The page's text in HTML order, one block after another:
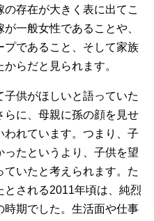
存在が大きく表に出てこ
一般女性であることや、
であること、そして家族
らだと見られます。
子供がほしいと語っていた
らに、母親に孫の顔を見せ
れています。つまり、子
たというより、子供を望
いたと考えられます。た
される2011年頃は、純烈
時期でした。生活面や仕事